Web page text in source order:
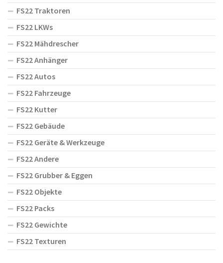
FS22 Traktoren
FS22 LKWs
FS22 Mähdrescher
FS22 Anhänger
FS22 Autos
FS22 Fahrzeuge
FS22 Kutter
FS22 Gebäude
FS22 Geräte & Werkzeuge
FS22 Andere
FS22 Grubber & Eggen
FS22 Objekte
FS22 Packs
FS22 Gewichte
FS22 Texturen